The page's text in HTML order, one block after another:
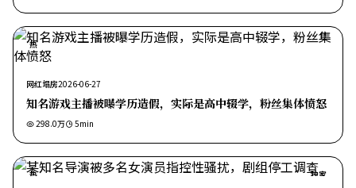
热
网红塌房2026-06-27
知名游戏主播被曝学历造假，实际是高中辍学，粉丝集体愤怒
298.0万 5min
热
独家